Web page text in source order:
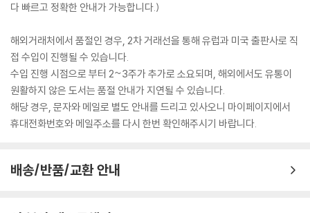
다 빠르고 정확한 안내가 가능합니다.)
해외거래처에서 품절인 경우, 2차 거래선을 통해 유럽과 미국 출판사로 직
접 수입이 진행될 수 있습니다.
수입 진행 시점으로 부터 2~3주가 추가로 소요되며, 해외에서도 유통이
원활하지 않은 도서는 품절 안내가 지연될 수 있습니다.
해당 경우, 문자와 메일로 별도 안내를 드리고 있사오니 마이페이지에서
휴대전화번호와 메일주소를 다시 한번 확인해주시기 바랍니다.
배송/반품/교환 안내